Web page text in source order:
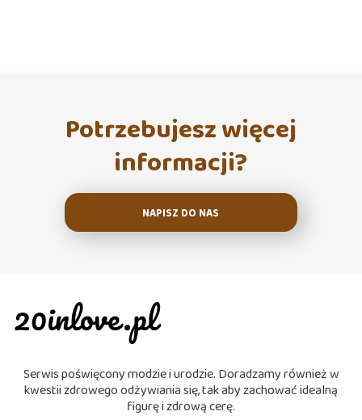
Potrzebujesz więcej
informacji?
NAPISZ DO NAS
Serwis poświęcony modzie i urodzie. Doradzamy również w
kwestii zdrowego odżywiania się, tak aby zachować idealną
figurę i zdrową cerę.